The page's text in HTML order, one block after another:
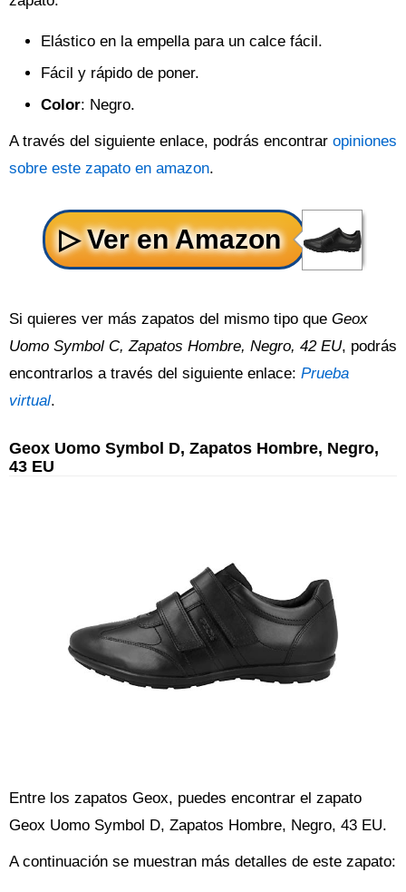
Elástico en la empella para un calce fácil.
Fácil y rápido de poner.
Color: Negro.
A través del siguiente enlace, podrás encontrar opiniones
sobre este zapato en amazon.
Si quieres ver más zapatos del mismo tipo que Geox
Uomo Symbol C, Zapatos Hombre, Negro, 42 EU, podrás
encontrarlos a través del siguiente enlace: Prueba
virtual.
Geox Uomo Symbol D, Zapatos Hombre, Negro,
43 EU
Entre los zapatos Geox, puedes encontrar el zapato
Geox Uomo Symbol D, Zapatos Hombre, Negro, 43 EU.
A continuación se muestran más detalles de este zapato: